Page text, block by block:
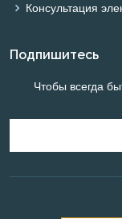
Консультация
Подпишитесь
Чтобы всегда